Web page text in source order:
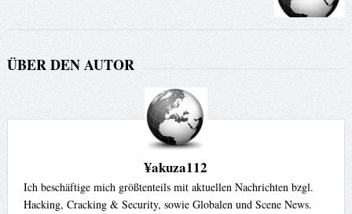
ÜBER DEN AUTOR
¥akuza112
Ich beschäftige mich größtenteils mit aktuellen Nachrichten bzgl.
Hacking, Cracking & Security, sowie Globalen und Scene News.